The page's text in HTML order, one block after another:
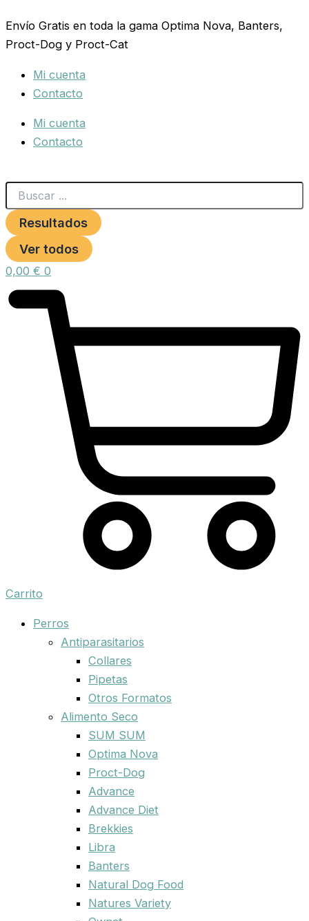
al
contenido
Envío Gratis en toda la gama Optima Nova, Banters,
Proct-Dog y Proct-Cat
Mi cuenta
Contacto
Mi cuenta
Contacto
...
Resultados
Ver todos
0,00 € 0
Carrito
Perros
Antiparasitarios
Collares
Pipetas
Otros Formatos
Alimento Seco
SUM SUM
Optima Nova
Proct-Dog
Advance
Advance Diet
Brekkies
Libra
Banters
Natural Dog Food
Natures Variety
CRYSTALWATER
500ML.
cantidad